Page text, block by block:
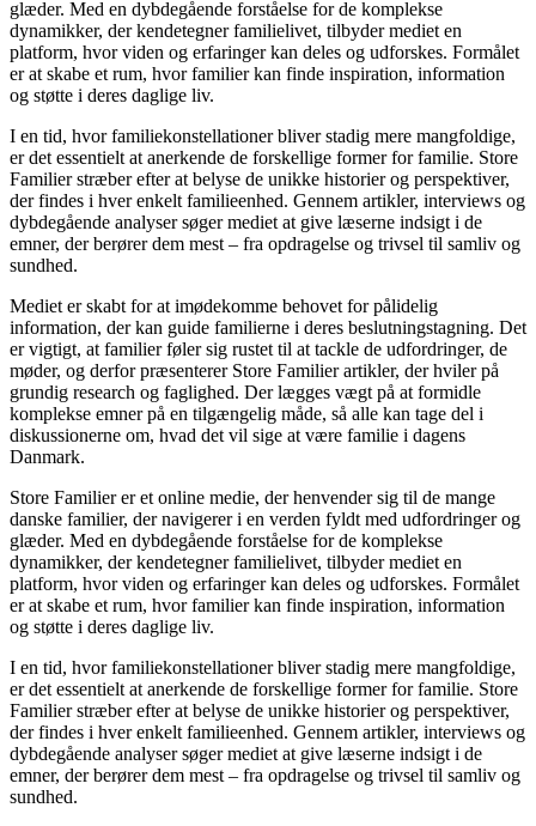
glæder. Med en dybdegående forståelse for de komplekse
dynamikker, der kendetegner familielivet, tilbyder mediet en
platform, hvor viden og erfaringer kan deles og udforskes. Formålet
er at skabe et rum, hvor familier kan finde inspiration, information
og støtte i deres daglige liv.
I en tid, hvor familiekonstellationer bliver stadig mere mangfoldige,
er det essentielt at anerkende de forskellige former for familie. Store
Familier stræber efter at belyse de unikke historier og perspektiver,
der findes i hver enkelt familieenhed. Gennem artikler, interviews og
dybdegående analyser søger mediet at give læserne indsigt i de
emner, der berører dem mest – fra opdragelse og trivsel til samliv og
sundhed.
Mediet er skabt for at imødekomme behovet for pålidelig
information, der kan guide familierne i deres beslutningstagning. Det
er vigtigt, at familier føler sig rustet til at tackle de udfordringer, de
møder, og derfor præsenterer Store Familier artikler, der hviler på
grundig research og faglighed. Der lægges vægt på at formidle
komplekse emner på en tilgængelig måde, så alle kan tage del i
diskussionerne om, hvad det vil sige at være familie i dagens
Danmark.
Store Familier er et online medie, der henvender sig til de mange
danske familier, der navigerer i en verden fyldt med udfordringer og
glæder. Med en dybdegående forståelse for de komplekse
dynamikker, der kendetegner familielivet, tilbyder mediet en
platform, hvor viden og erfaringer kan deles og udforskes. Formålet
er at skabe et rum, hvor familier kan finde inspiration, information
og støtte i deres daglige liv.
I en tid, hvor familiekonstellationer bliver stadig mere mangfoldige,
er det essentielt at anerkende de forskellige former for familie. Store
Familier stræber efter at belyse de unikke historier og perspektiver,
der findes i hver enkelt familieenhed. Gennem artikler, interviews og
dybdegående analyser søger mediet at give læserne indsigt i de
emner, der berører dem mest – fra opdragelse og trivsel til samliv og
sundhed.